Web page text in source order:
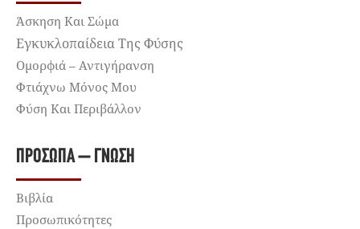
Άσκηση Και Σώμα
Εγκυκλοπαίδεια Της Φύσης
Ομορφιά – Αντιγήρανση
Φτιάχνω Μόνος Μου
Φύση Και Περιβάλλον
ΠΡΌΣΩΠΑ – ΓΝΏΣΗ
Βιβλία
Προσωπικότητες